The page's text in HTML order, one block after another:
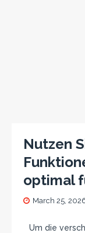
Nutzen
optimal
March 25,
Um die